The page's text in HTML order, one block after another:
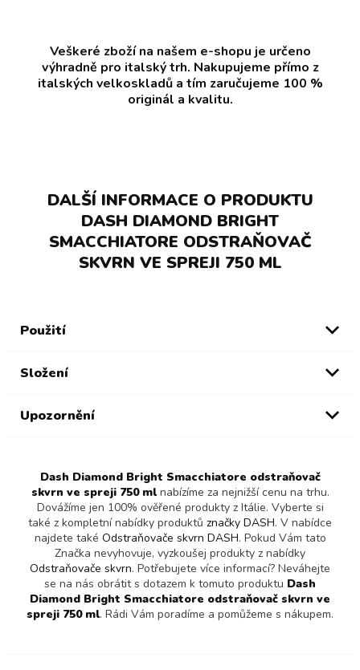
Veškeré zboží na našem e-shopu je určeno
výhradně pro italský trh. Nakupujeme přímo z
italských velkoskladů a tím zaručujeme 100 %
originál a kvalitu.
DALŠÍ INFORMACE O PRODUKTU
DASH DIAMOND BRIGHT
SMACCHIATORE ODSTRAŇOVAČ
SKVRN VE SPREJI 750 ML
Použití
Složení
Upozornění
Dash Diamond Bright Smacchiatore odstraňovač
skvrn ve spreji 750 mlnabízíme za nejnižší cenu na trhu.
Dovážíme jen 100% ověřené produkty z Itálie. Vyberte si
také z kompletní nabídky produktů značky DASH. V nabídce
najdete také Odstraňovače skvrn DASH. Pokud Vám tato
Značka nevyhovuje, vyzkoušej produkty z nabídky
Odstraňovače skvrn. Potřebujete více informací? Neváhejte
se na nás obrátit s dotazem k tomuto produktu Dash
Diamond Bright Smacchiatore odstraňovač skvrn ve
spreji 750 ml. Rádi Vám poradíme a pomůžeme s nákupem.